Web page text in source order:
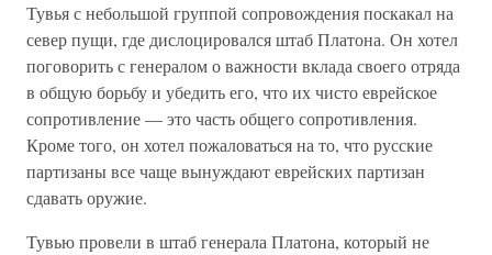
Тувья с небольшой группой сопровождения поскакал на
север пущи, где дислоцировался штаб Платона. Он хотел
поговорить с генералом о важности вклада своего отряда
в общую борьбу и убедить его, что их чисто еврейское
сопротивление — это часть общего сопротивления.
Кроме того, он хотел пожаловаться на то, что русские
партизаны все чаще вынуждают еврейских партизан
сдавать оружие.
Тувью провели в штаб генерала Платона, который не